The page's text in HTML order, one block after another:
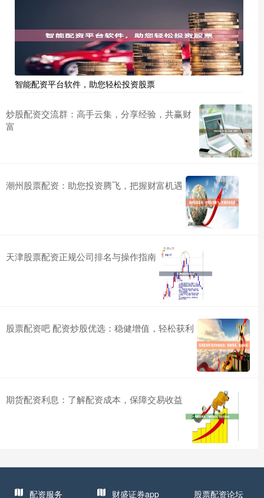
智能配资平台软件，助您轻松投资股票
炒股配资交流群：高手云集，分享经验，共赢财
富
潮州股票配资：助您投资腾飞，把握财富机遇
天津股票配资正规公司排名与操作指南
股票配资吧 配资炒股优选：稳健增值，轻松获利
期货配资利息：了解配资成本，保障交易收益
配资服务 财盛证券app 股票配资论坛